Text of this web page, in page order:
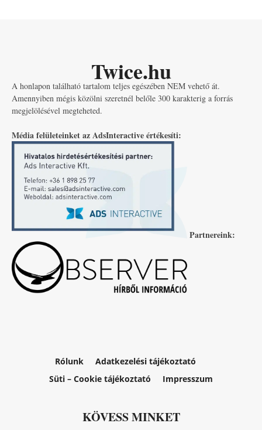
Twice.hu
A honlapon található tartalom teljes egészében NEM vehető át.
Amennyiben mégis közölni szeretnél belőle 300 karakterig a forrás
megjelölésével megteheted.
Média felületeinket az AdsInteractive értékesíti:
Partnereink:
Rólunk
Adatkezelési tájékoztató
Süti – Cookie tájékoztató
Impresszum
KÖVESS MINKET